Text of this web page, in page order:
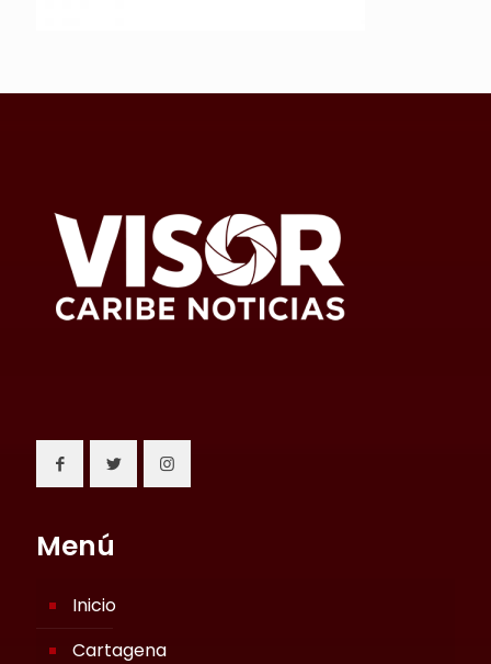
Menú
Inicio
Cartagena